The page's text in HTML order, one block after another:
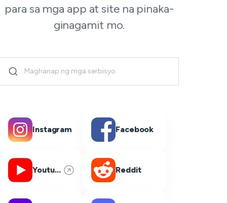
para sa mga app at site na pinaka-
ginagamit mo.
Instagram Facebook
Youtube Reddit